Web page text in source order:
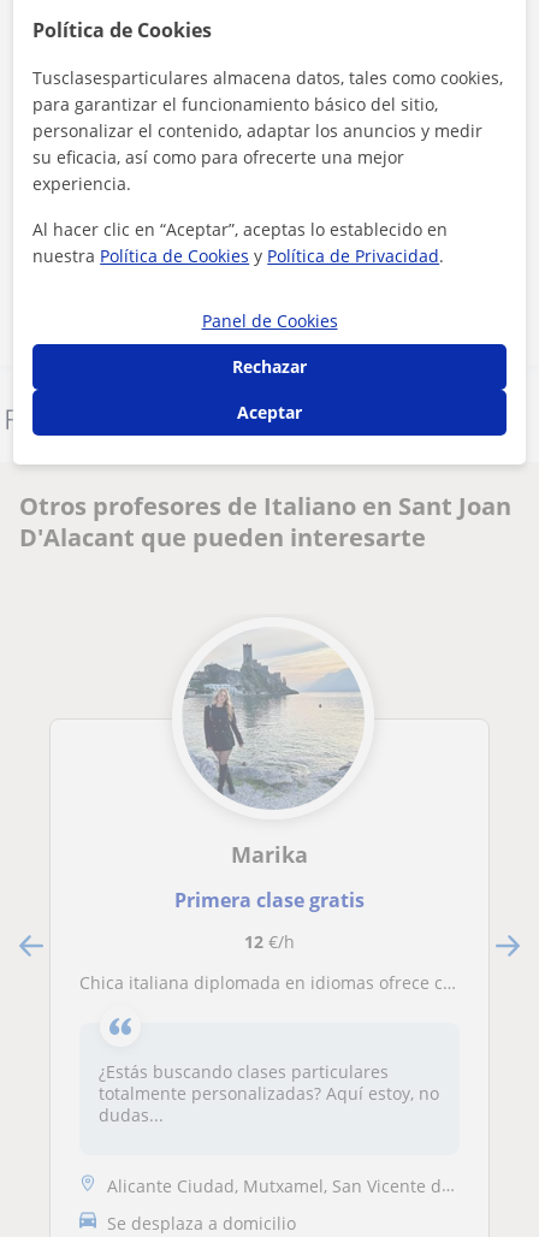
Contactar ahora
Otros profesores de Italiano en Sant Joan
D'Alacant que pueden interesarte
Marika
Primera clase gratis
12€/h
Chica italiana diplomada en idiomas ofrece clases particulares de italiano.
¿Estás buscando clases particulares
totalmente personalizadas? Aquí estoy, no
dudas...
Alicante Ciudad, Mutxamel, San Vicente del Raspeig, Sant Joan D'Alacan...
Se desplaza a domicilio
Política de Cookies
Tusclasesparticulares almacena datos, tales como cookies,
para garantizar el funcionamiento básico del sitio,
personalizar el contenido, adaptar los anuncios y medir
su eficacia, así como para ofrecerte una mejor
experiencia.
Al hacer clic en “Aceptar”, aceptas lo establecido en
nuestra Política de Cookies y Política de Privacidad.
Panel de Cookies
Rechazar
Aceptar